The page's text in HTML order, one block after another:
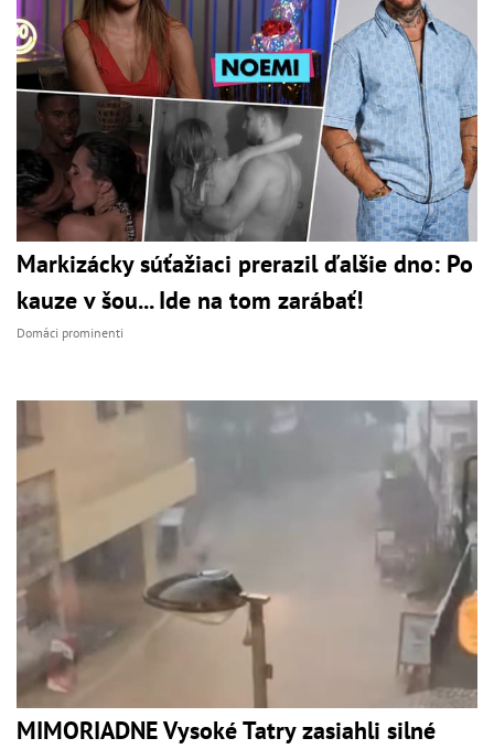
Markizácky súťažiaci prerazil ďalšie dno: Po
kauze v šou... Ide na tom zarábať!
Domáci prominenti
MIMORIADNE Vysoké Tatry zasiahli silné